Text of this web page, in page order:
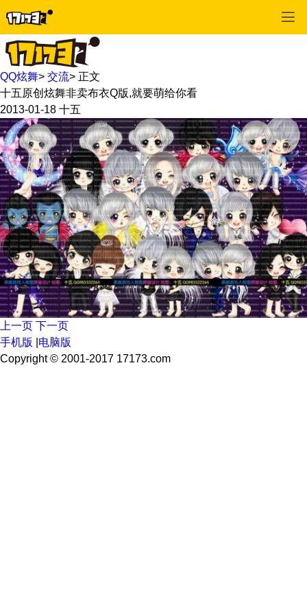
QQ炫舞> 交流> 正文
十五原创炫舞非卖布衣Q版,就要萌给你看
2013-01-18 十五
上一页 下一页
手机版
电脑版
Copyright © 2001-2017 17173.com